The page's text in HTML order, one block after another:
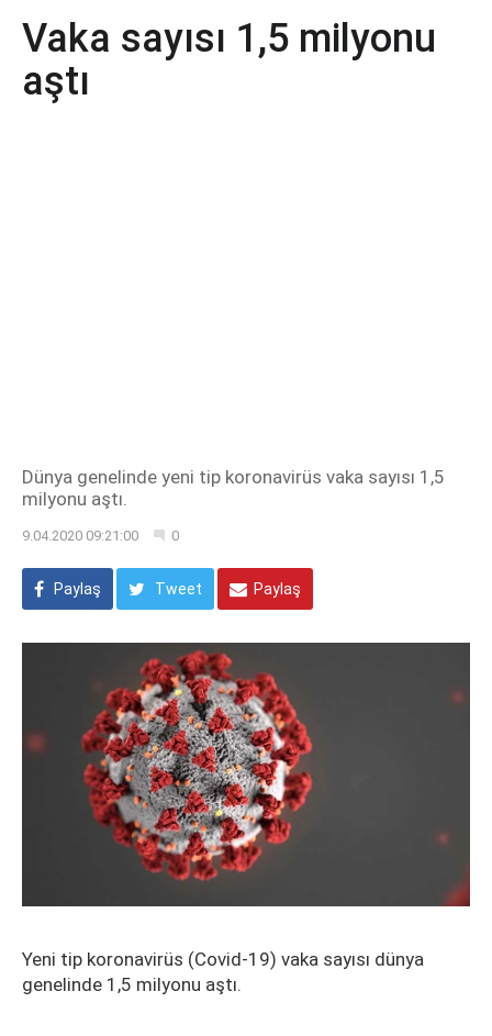
Vaka sayısı 1,5 milyonu
aştı
Dünya genelinde yeni tip koronavirüs vaka sayısı 1,5
milyonu aştı.
9.04.2020 09:21:00 0
Paylaş Tweet Paylaş
Yeni tip koronavirüs (Covid-19) vaka sayısı dünya
genelinde 1,5 milyonu aştı.